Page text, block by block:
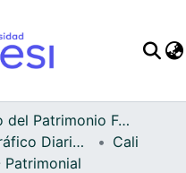
Statistics
Archivo del Patrimonio Fotográfico y Fílmico del Valle del Cauca
Fondo Fotográfico Diario Occidente
Cali
Patrimonial